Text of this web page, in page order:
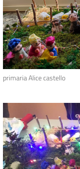
primaria Alice castello